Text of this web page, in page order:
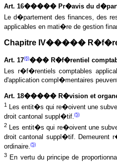
Art. 16����� Pr�avis du
Le d�partement des finances, des
applicables en mati�re de gestion
Chapitre IV�����
Art. 17(6)��� R�f�rentiel
Les r�f�rentiels comptables
d'application compl�mentaires
Art. 18����� R�vision et
1
Les entit�s qui re�oivent une
droit cantonal suppl�tif.(5)
2 Les entit�s qui re�oivent une
droit cantonal suppl�tif.
ordinaire.(5)
3 En vertu du principe de